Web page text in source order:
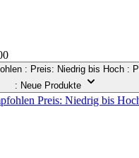
: Preis: Niedrig bis Hoch :
: Neue Produkte
Preis: Niedrig bis